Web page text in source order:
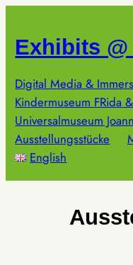
springen
Exhibits @
Digital Media &
Kindermuseum FRida
Universalmuseum
Ausstellungsstücke
English